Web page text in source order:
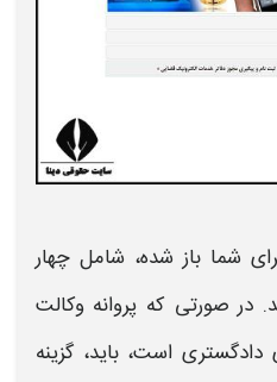
شما باز شده، شامل چهار
در صورتی که پروانه وکالت
است، باید، گزینه